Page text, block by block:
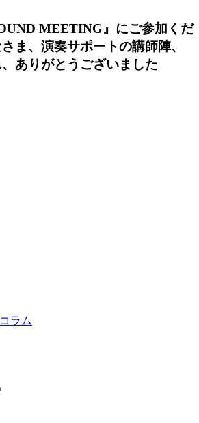
MEETING』にご参加くだ
ま、演奏サポートの講師陣、
ありがとうございました
コラム